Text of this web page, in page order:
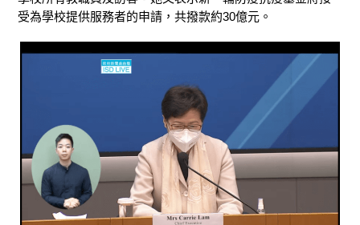
受為學校提供服務者的申請，共撥款約30億元。